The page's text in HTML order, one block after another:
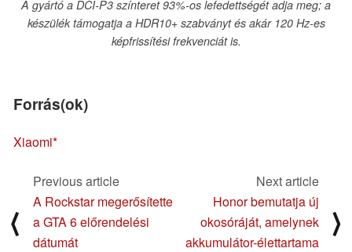
A gyártó a DCI-P3 színteret 93%-os lefedettségét adja meg; a
készülék támogatja a HDR10+ szabványt és akár 120 Hz-es
képfrissítési frekvenciát is.
Forrás(ok)
Xiaomi
⟨
Previous article
A Rockstar megerősítette
a GTA 6 előrendelési
dátumát
Next article
Honor bemutatja új
okosóráját, amelynek
akkumulátor-élettartama
⟩